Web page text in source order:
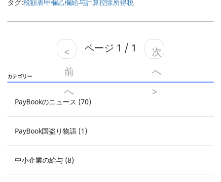
タグ:税額表甲欄乙欄給与計算控除所得税
<
前
へ
ページ 1 / 1
次
へ
>
カテゴリー
PayBookのニュース (70)
PayBook国盗り物語 (1)
中小企業の給与 (8)